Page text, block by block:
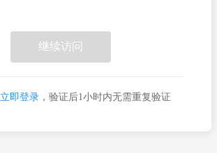
继续访问
立即登录，验证后1小时内无需重复验证